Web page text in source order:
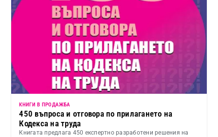
КНИГИ В ПРОДАЖБА
450 въпроса и отговора по прилагането на
Кодекса на труда
Книгата предлага 450 експертно разработени решения на